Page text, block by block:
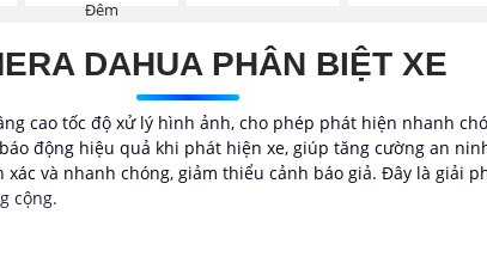
Đêm
DAHUA PHÂN BIỆT XE
cao tốc độ xử lý hình ảnh, cho phép phát hiện nhanh
động hiệu quả khi phát hiện xe, giúp tăng cường an
và nhanh chóng, giảm thiểu cảnh báo giả. Đây là giải
cộng.